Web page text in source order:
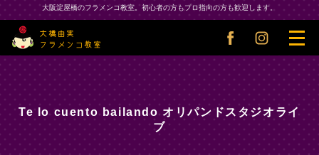
大阪淀屋橋のフラメンコ教室。初心者の方もプロ指向の方も歓迎します。
Te lo cuento bailando オリパンドスタジオライ
ブ